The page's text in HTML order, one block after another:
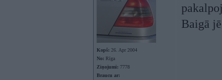
Kopš: 26. Apr 2004
No: Rīga
Ziņojumi: 7778
Braucu ar:
Baigā